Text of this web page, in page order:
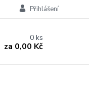
Přihlášení
0ks
za 0,00 Kč